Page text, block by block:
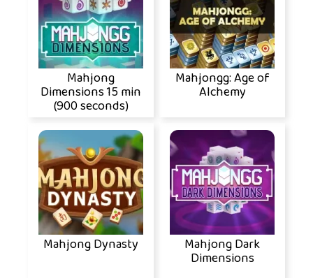
Mahjong
Dimensions 15 min
(900 seconds)
Mahjongg: Age of
Alchemy
Mahjong Dynasty Mahjong Dark
Dimensions